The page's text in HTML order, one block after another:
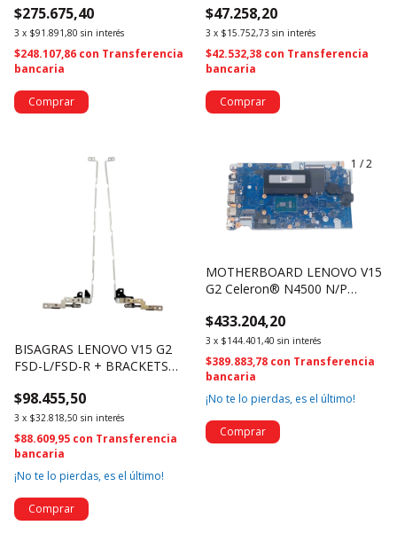
$275.675,40
3 x $91.891,80 sin interés
$248.107,86 con Transferencia
bancaria
1366X768 (1374)
$47.258,20
3 x $15.752,73 sin interés
$42.532,38 con Transferencia
bancaria
BISAGRAS LENOVO V15 G2
FSD-L/FSD-R + BRACKETS
AM2ES000200 5H50S29035
(921)
$98.455,50
3 x $32.818,50 sin interés
$88.609,95 con Transferencia
bancaria
¡No te lo pierdas, es el último!
1 /2
MOTHERBOARD LENOVO V15
G2 Celeron® N4500 N/P
$433.204,20
3 x $144.401,40 sin interés
$389.883,78 con Transferencia
bancaria
¡No te lo pierdas, es el último!